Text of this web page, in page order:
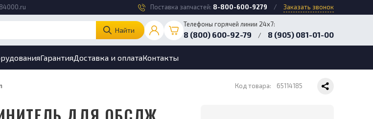
Поставка запчастей: 8-800-600-9279 / Заказать звонок
Найти
Телефоны горячей линии 24х7:
8 (800) 600-92-79 / 8 (905) 081-01-00
ГарантияДоставка и оплатаКонтакты
Код товара: 65114185